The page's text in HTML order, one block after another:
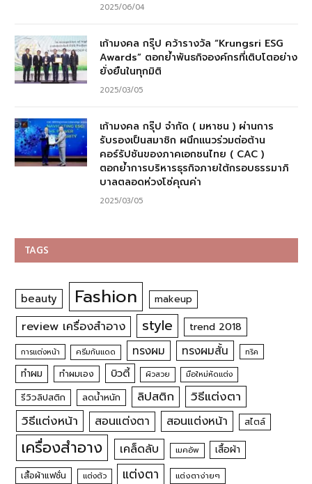
2025/06/04
เก้ามงคล กรุ๊ป คว้ารางวัล “Krungsri ESG
Awards” ตอกย้ำพันธกิจองค์กรที่เติบโตอย่าง
ยั่งยืนในทุกมิติ
2025/03/05
เก้ามงคล กรุ๊ป จำกัด ( มหาชน ) ผ่านการ
รับรองเป็นสมาชิก ผนึกแนวร่วมต่อต้าน
คอร์รัปชันของภาคเอกชนไทย ( CAC )
ตอกย้ำการบริหารธุรกิจภายใต้กรอบธรรมาภิ
บาลตลอดห่วงโซ่คุณค่า
2025/03/05
TAGS
beauty Fashion makeup
review เครื่องสำอาง style trend 2018
การแต่งหน้า ครีมกันแดด ทรงผม ทรงผมสั้น ทริค
ทำผม ทำผมเอง บิวตี้ ผิวสวย มือใหม่หัดแต่ง
รีวิวลิปสติก ลดน้ำหนัก ลิปสติก
วิธีแต่งตา
วิธีแต่งหน้า
สอนแต่งตา สอนแต่งหน้า สไตล์
เครื่องสำอาง เคล็ดลับ เมคอัพ เสื้อผ้า
เสื้อผ้าแฟชั่น แต่งตัว แต่งตา แต่งตาง่ายๆ